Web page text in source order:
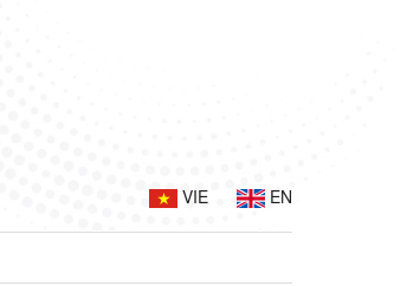
VIE EN